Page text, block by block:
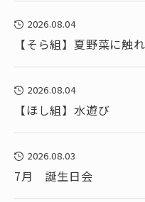
2026.08.04
【そら組】夏野菜に触
2026.08.04
【ほし組】水遊び
2026.08.03
7月 誕生日会